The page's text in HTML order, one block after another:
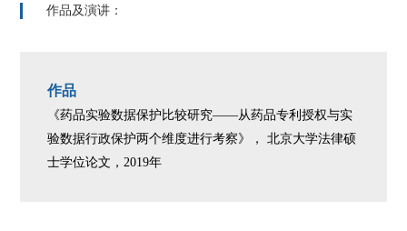
作品及演讲：
作品
《药品实验数据保护比较研究——从药品专利授权与实
验数据行政保护两个维度进行考察》， 北京大学法律硕
士学位论文，2019年